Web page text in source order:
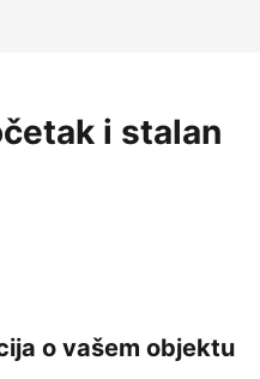
i stalan
o vašem objektu